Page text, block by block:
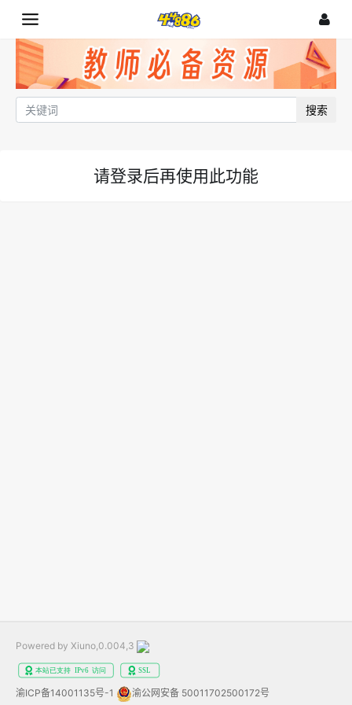
搜索
请登录后再使用此功能
Powered by Xiuno,0.004,3
渝ICP备14001135号-1 渝公网安备 50011702500172号